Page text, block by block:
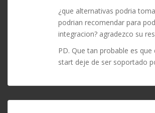
¿que alternativas podria
podrian recomendar para
integracion? agradezco su
PD. Que tan probable es que
start deje de ser soportado